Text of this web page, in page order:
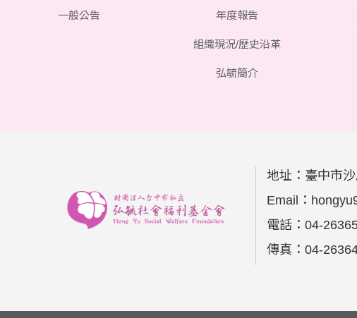
一般公告 年度報告
組織現況/歷史沿革
弘毓簡介
地址： 臺中市
Email：
電話： 04-
傳真： 04-